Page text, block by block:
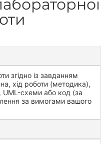
згідно із завданням
хід роботи (методика),
UML-схеми або код (за
за вимогами вашого